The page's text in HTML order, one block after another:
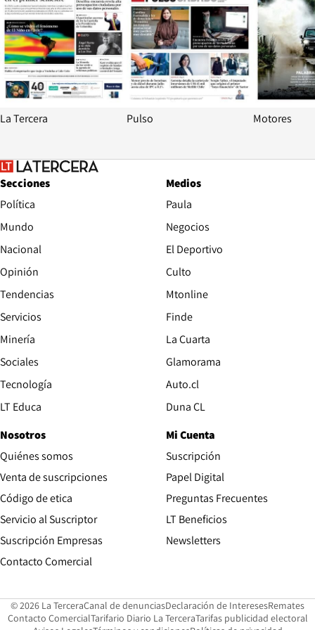
La Tercera Pulso Motores
Secciones
Política
Mundo
Nacional
Opinión
Tendencias
Servicios
Minería
Sociales
Tecnología
LT Educa
Medios
Paula
Negocios
El Deportivo
Culto
Mtonline
Finde
La Cuarta
Glamorama
Auto.clOpens in new window
Duna CLOpens in new window
Nosotros
Quiénes somos
Venta de suscripciones
Código de etica Opens in new window
Servicio al Suscriptor
Suscripción Empresas
Contacto ComercialOpens in new window
Mi Cuenta
Suscripción
Papel DigitalOpens in new
Preguntas Frecuentes
LT Beneficios
Newsletters
© 2026 La TerceraCanal de denunciasOpens in new window
Declaración de InteresesOpens in
Remates
Contacto ComercialOpens in new window
Tarifario Diario La TerceraOpens in new window
Tarifas publicidad electoral